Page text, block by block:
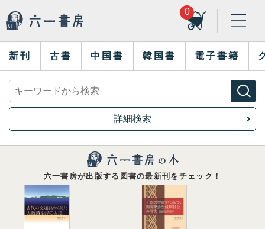
0
新刊 古書 中国書 韓国書 電子書籍
詳細検索
六一書房が出版する図書の最新刊をチェック！